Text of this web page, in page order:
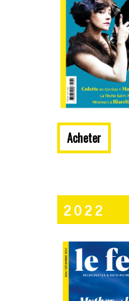
Acheter
2022